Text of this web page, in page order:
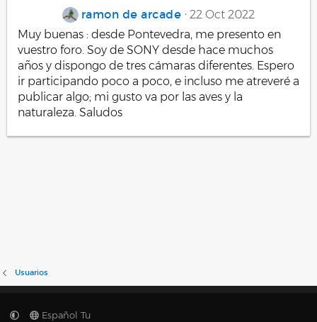
ramon de arcade
22 Oct 2022
Muy buenas : desde Pontevedra, me presento en
vuestro foro. Soy de SONY desde hace muchos
años y dispongo de tres cámaras diferentes. Espero
ir participando poco a poco, e incluso me atreveré a
publicar algo; mi gusto va por las aves y la
naturaleza. Saludos
Usuarios
Español Tu